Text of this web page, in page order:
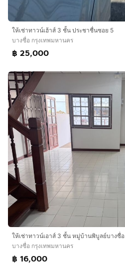
ให้เช่าทาวน์เฮ้าส์ 3 ชั้น ประชาชื่นซอย 5
บางซื่อ กรุงเทพมหานคร
฿ 25,000
ให้เช่าทาวน์เอาส์ 3 ชั้น หมู่บ้านพิบูลย์บางซื่อ
บางซื่อ กรุงเทพมหานคร
฿ 16,000